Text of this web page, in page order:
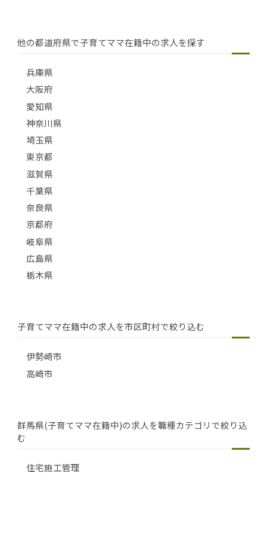
他の都道府県で子育てママ在籍中の求人を探す
兵庫県
大阪府
愛知県
神奈川県
埼玉県
東京都
滋賀県
千葉県
奈良県
京都府
岐阜県
広島県
栃木県
子育てママ在籍中の求人を市区町村で絞り込む
伊勢崎市
高崎市
群馬県(子育てママ在籍中)の求人を職種カテゴリで絞り込
む
住宅施工管理